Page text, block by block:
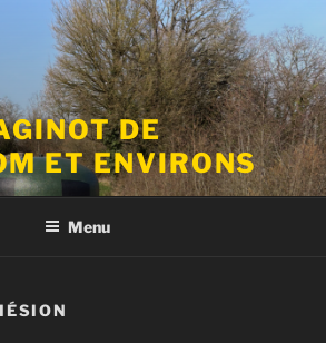
DE
ET ENVIRONS
Menu